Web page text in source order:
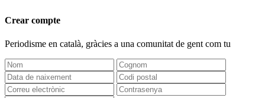
Crear compte
Periodisme en català, gràcies a una comunitat de gent com tu